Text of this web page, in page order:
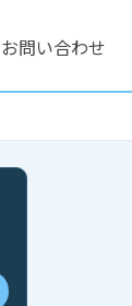
お問い合わせ